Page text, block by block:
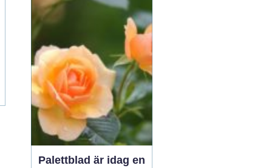
pianovärlden. Steinway-
pianon är inte bara
musikinstrument utan
även konstverk skapade
genom kombinationen
av tra...
Palettblad är idag en